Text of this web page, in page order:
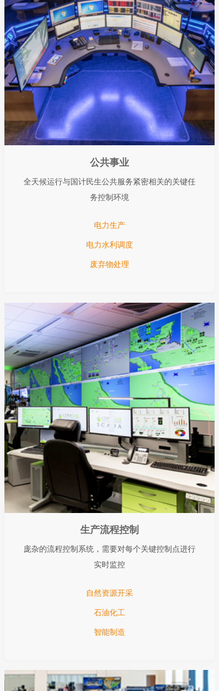
公共事业
全天候运行与国计民生公共服务紧密相关的关键任
务控制环境
电力生产
电力水利调度
废弃物处理
生产流程控制
庞杂的流程控制系统，需要对每个关键控制点进行
实时监控
自然资源开采
石油化工
智能制造